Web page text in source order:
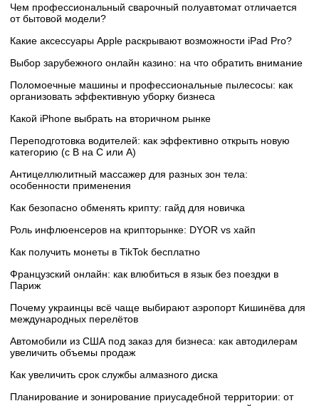
Чем профессиональный сварочный полуавтомат отличается
от бытовой модели?
Какие аксессуары Apple раскрывают возможности iPad Pro?
Выбор зарубежного онлайн казино: на что обратить внимание
Поломоечные машины и профессиональные пылесосы: как
организовать эффективную уборку бизнеса
Какой iPhone выбрать на вторичном рынке
Переподготовка водителей: как эффективно открыть новую
категорию (с B на C или А)
Антицеллюлитный массажер для разных зон тела:
особенности применения
Как безопасно обменять крипту: гайд для новичка
Роль инфлюенсеров на крипторынке: DYOR vs хайп
Как получить монеты в TikTok бесплатно
Французский онлайн: как влюбиться в язык без поездки в
Париж
Почему украинцы всё чаще выбирают аэропорт Кишинёва для
международных перелётов
Автомобили из США под заказ для бизнеса: как автодилерам
увеличить объемы продаж
Как увеличить срок службы алмазного диска
Планирование и зонирование приусадебной территории: от